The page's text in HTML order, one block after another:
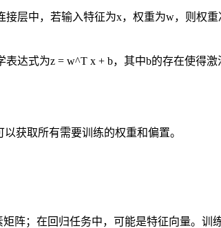
层中，若输入特征为x，权重为w，则权
达式为z = w^T x + b，其中b的存在使得
以获取所有需要训练的权重和偏置。
阵；在回归任务中，可能是特征向量。训